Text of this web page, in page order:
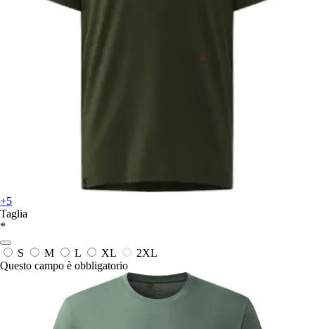
+5
Taglia
*
S M L XL
2XL
Questo campo è obbligatorio